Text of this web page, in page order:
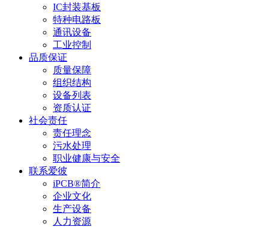
IC封装基板
特种电路板
通讯设备
工业控制
品质保证
质量保障
组织结构
设备列表
资质认证
社会责任
责任理念
污水处理
职业健康与安全
联系爱彼
iPCB®简介
企业文化
生产设备
人力资源